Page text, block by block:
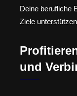
Deine berufliche
Ziele
und